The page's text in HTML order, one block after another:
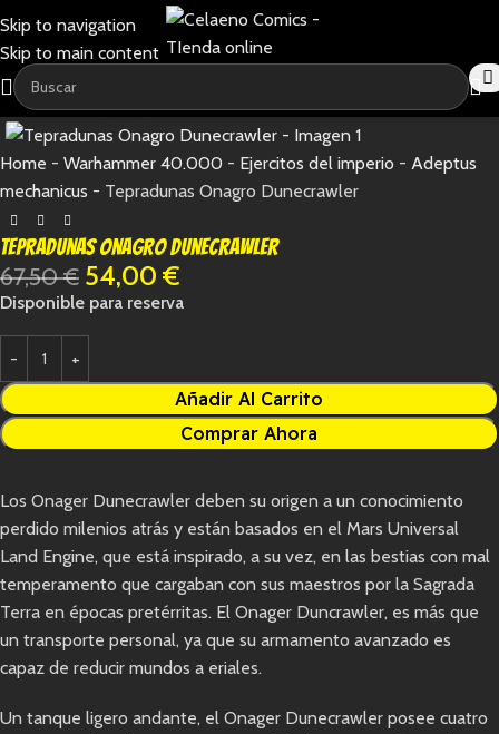
Skip to navigation
Skip to main content
-20%
Home - Warhammer 40.000 - Ejercitos del imperio - Adeptus
mechanicus - Tepradunas Onagro Dunecrawler
Tepradunas Onagro Dunecrawler
67,50€ 54,00 €
Disponible para reserva
Añadir Al Carrito
Comprar Ahora
Los Onager Dunecrawler deben su origen a un conocimiento
perdido milenios atrás y están basados en el Mars Universal
Land Engine, que está inspirado, a su vez, en las bestias con mal
temperamento que cargaban con sus maestros por la Sagrada
Terra en épocas pretérritas. El Onager Duncrawler, es más que
un transporte personal, ya que su armamento avanzado es
capaz de reducir mundos a eriales.
Un tanque ligero andante, el Onager Dunecrawler posee cuatro